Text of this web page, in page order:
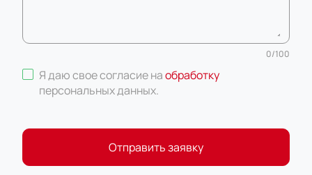
0/100
Я даю свое согласие наобработку
персональных данных.
Отправить заявку